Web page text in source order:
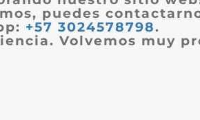
puedes
+57 3024578798.
Volvemos muy